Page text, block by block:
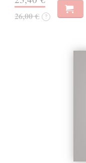
26,00 € ?